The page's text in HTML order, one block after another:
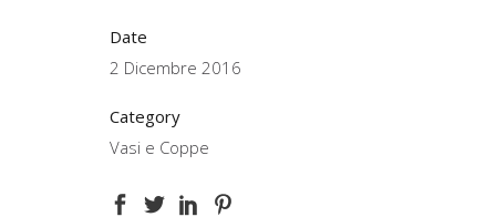
Date
2 Dicembre 2016
Category
Vasi e Coppe